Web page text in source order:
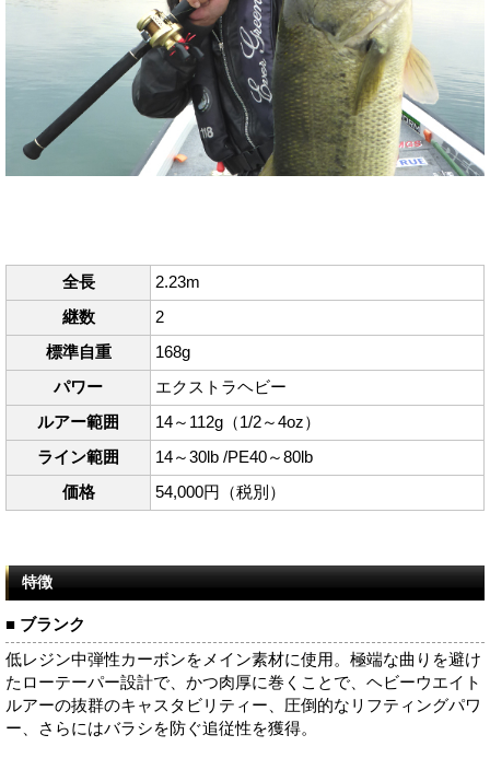
全長
2.23m
継数
2
標準自重
168g
パワー
エクストラヘビー
ルアー範囲
14～112g（1/2～4oz）
ライン範囲
14～30lb /PE40～80lb
価格
54,000円（税別）
特徴
■ ブランク
低レジン中弾性カーボンをメイン素材に使用。極端な曲りを避け
たローテーパー設計で、かつ肉厚に巻くことで、ヘビーウエイト
ルアーの抜群のキャスタビリティー、圧倒的なリフティングパワ
ー、さらにはバラシを防ぐ追従性を獲得。